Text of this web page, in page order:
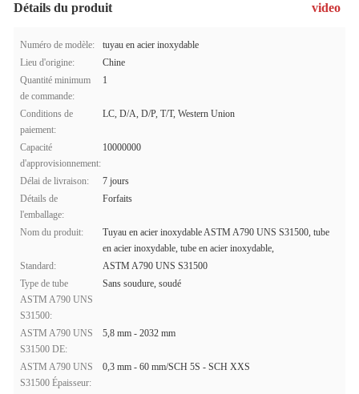
Détails du produit video
Numéro de modèle:
tuyau en acier inoxydable
Lieu d'origine:
Chine
Quantité minimum
de commande:
1
Conditions de
paiement:
LC, D/A, D/P, T/T, Western Union
Capacité
d'approvisionnement:
10000000
Délai de livraison:
7 jours
Détails de
l'emballage:
Forfaits
Nom du produit:
Tuyau en acier inoxydable ASTM A790 UNS S31500, tube
en acier inoxydable, tube en acier inoxydable,
Standard:
ASTM A790 UNS S31500
Type de tube
ASTM A790 UNS
S31500:
Sans soudure, soudé
ASTM A790 UNS
S31500 DE:
5,8 mm - 2032 mm
ASTM A790 UNS
S31500 Épaisseur:
0,3 mm - 60 mm/SCH 5S - SCH XXS